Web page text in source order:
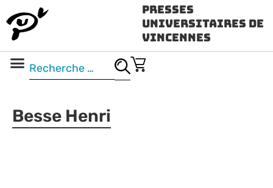
Presses
Universitaires de
Vincennes
Besse Henri